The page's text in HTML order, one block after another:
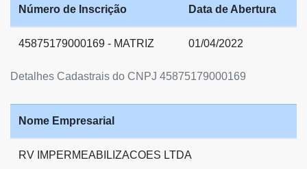
Detalhes Cadastrais do CNPJ 45875179000169
Número de Inscrição Data de Abertura
45875179000169 - MATRIZ 01/04/2022
Nome Empresarial
RV IMPERMEABILIZACOES LTDA